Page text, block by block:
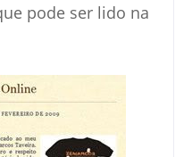
pode ser lido na